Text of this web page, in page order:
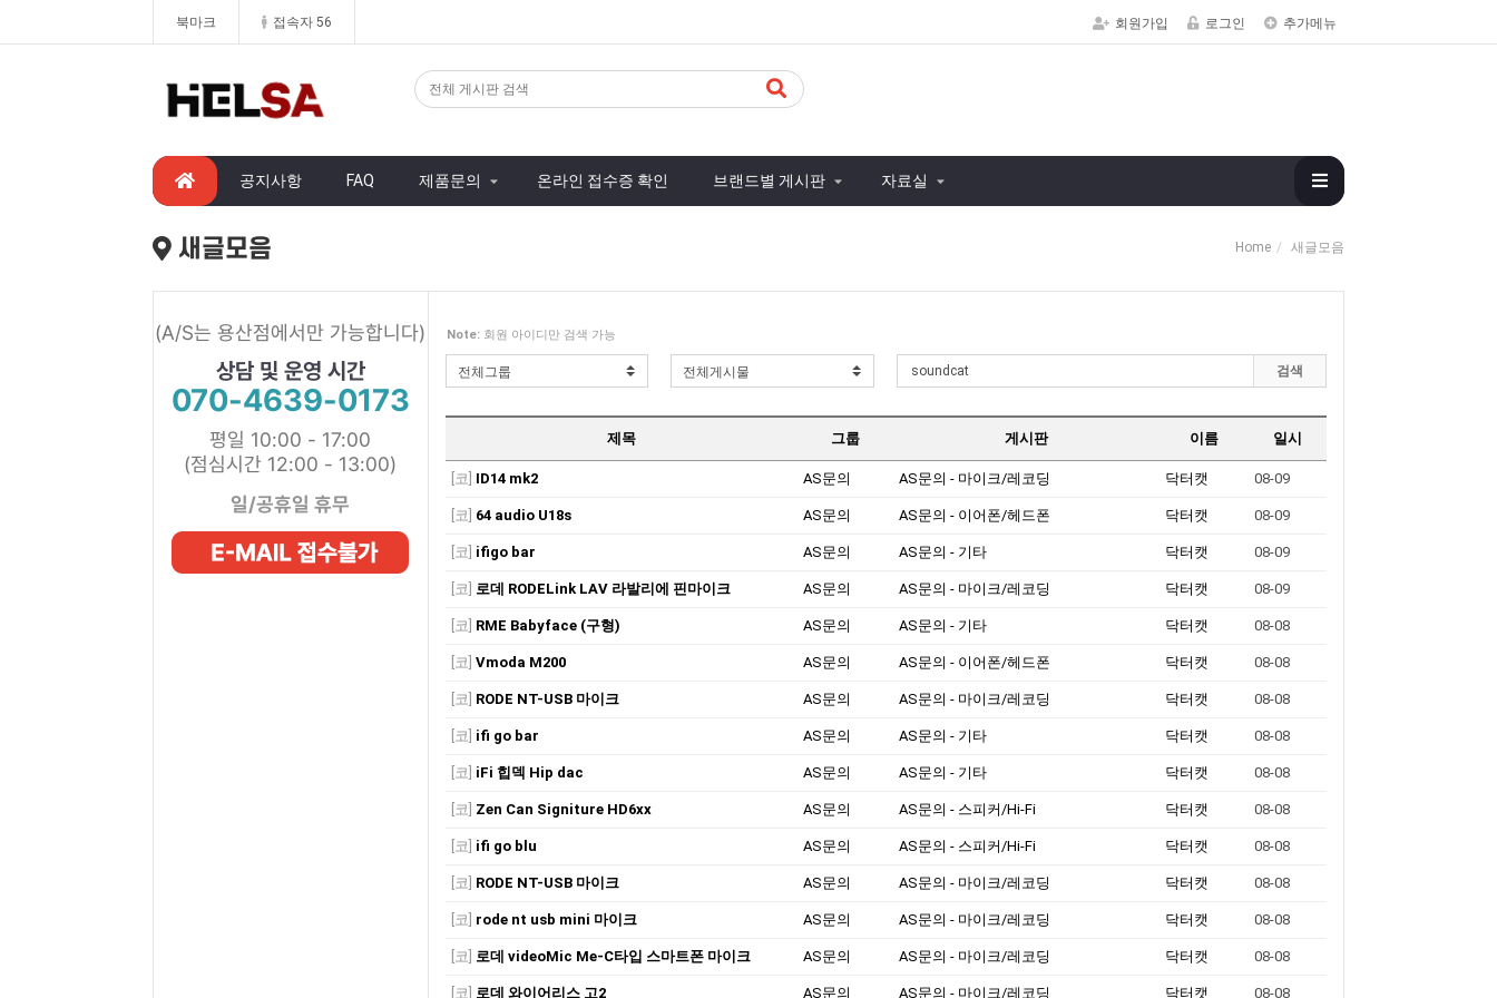
북마크 접속자 56 회원가입 로그인 추가메뉴
공지사항 FAQ 제품문의 온라인 접수증 확인 브랜드별 게시판 자료실
새글모음 Home 새글모음
(A/S는 용산점에서만 가능합니다)
상담 및 운영 시간
070-4639-0173
평일 10:00 - 17:00
(점심시간 12:00 - 13:00)
일/공휴일 휴무
Note:회원 아이디만 검색 가능
검색
제목 그룹 게시판 이름 일시
[코] ID14 mk2 AS문의 AS문의 - 마이크/레코딩 닥터캣 08-09
[코] 64 audio U18s AS문의 AS문의 - 이어폰/헤드폰 닥터캣 08-09
[코] ifigo bar AS문의 AS문의 - 기타 닥터캣 08-09
[코] 로데 RODELink LAV 라발리에 핀마이크 AS문의 AS문의 - 마이크/레코딩 닥터캣 08-09
[코] RME Babyface (구형) AS문의 AS문의 - 기타 닥터캣 08-08
[코] Vmoda M200 AS문의 AS문의 - 이어폰/헤드폰 닥터캣 08-08
[코] RODE NT-USB 마이크 AS문의 AS문의 - 마이크/레코딩 닥터캣 08-08
[코] ifi go bar AS문의 AS문의 - 기타 닥터캣 08-08
[코] iFi 힙덱 Hip dac AS문의 AS문의 - 기타 닥터캣 08-08
[코] Zen Can Signiture HD6xx AS문의 AS문의 - 스피커/Hi-Fi 닥터캣 08-08
[코] ifi go blu AS문의 AS문의 - 스피커/Hi-Fi 닥터캣 08-08
[코] RODE NT-USB 마이크 AS문의 AS문의 - 마이크/레코딩 닥터캣 08-08
[코] rode nt usb mini 마이크 AS문의 AS문의 - 마이크/레코딩 닥터캣 08-08
[코] 로데 videoMic Me-C타입 스마트폰 마이크 AS문의 AS문의 - 마이크/레코딩 닥터캣 08-08
[코] 로데 와이어리스 고2 AS문의 AS문의 - 마이크/레코딩 닥터캣 08-08